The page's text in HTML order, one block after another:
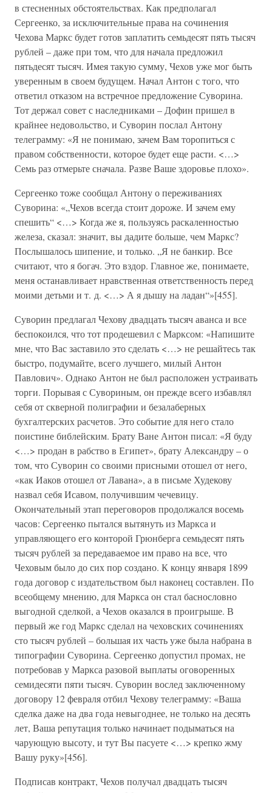
в стесненных обстоятельствах. Как предполагал
Сергеенко, за исключительные права на сочинения
Чехова Маркс будет готов заплатить семьдесят пять тысяч
рублей – даже при том, что для начала предложил
пятьдесят тысяч. Имея такую сумму, Чехов уже мог быть
уверенным в своем будущем. Начал Антон с того, что
ответил отказом на встречное предложение Суворина.
Тот держал совет с наследниками – Дофин пришел в
крайнее недовольство, и Суворин послал Антону
телеграмму: «Я не понимаю, зачем Вам торопиться с
правом собственности, которое будет еще расти. <…>
Семь раз отмерьте сначала. Разве Ваше здоровье плохо».
Сергеенко тоже сообщал Антону о переживаниях
Суворина: «„Чехов всегда стоит дороже. И зачем ему
спешить“ <…> Когда же я, пользуясь раскаленностью
железа, сказал: значит, вы дадите больше, чем Маркс?
Послышалось шипение, и только. „Я не банкир. Все
считают, что я богач. Это вздор. Главное же, понимаете,
меня останавливает нравственная ответственность перед
моими детьми и т. д. <…> А я дышу на ладан“»[455].
Суворин предлагал Чехову двадцать тысяч аванса и все
беспокоился, что тот продешевил с Марксом: «Напишите
мне, что Вас заставило это сделать <…> не решайтесь так
быстро, подумайте, всего лучшего, милый Антон
Павлович». Однако Антон не был расположен устраивать
торги. Порывая с Сувориным, он прежде всего избавлял
себя от скверной полиграфии и безалаберных
бухгалтерских расчетов. Это событие для него стало
поистине библейским. Брату Ване Антон писал: «Я буду
<…> продан в рабство в Египет», брату Александру – о
том, что Суворин со своими присными отошел от него,
«как Иаков отошел от Лавана», а в письме Худекову
назвал себя Исавом, получившим чечевицу.
Окончательный этап переговоров продолжался восемь
часов: Сергеенко пытался вытянуть из Маркса и
управляющего его конторой Грюнберга семьдесят пять
тысяч рублей за передаваемое им право на все, что
Чеховым было до сих пор создано. К концу января 1899
года договор с издательством был наконец составлен. По
всеобщему мнению, для Маркса он стал баснословно
выгодной сделкой, а Чехов оказался в проигрыше. В
первый же год Маркс сделал на чеховских сочинениях
сто тысяч рублей – большая их часть уже была набрана в
типографии Суворина. Сергеенко допустил промах, не
потребовав у Маркса разовой выплаты оговоренных
семидесяти пяти тысяч. Суворин вослед заключенному
договору 12 февраля отбил Чехову телеграмму: «Ваша
сделка даже на два года невыгоднее, не только на десять
лет, Ваша репутация только начинает подыматься на
чарующую высоту, и тут Вы пасуете <…> крепко жму
Вашу руку»[456].
Подписав контракт, Чехов получал двадцать тысяч